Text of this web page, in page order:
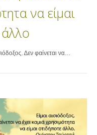
να είμαι
Δεν φαίνεται να…